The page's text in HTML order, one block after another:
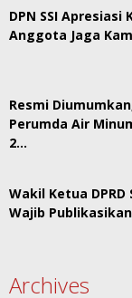
DPN SSI
Anggota Jaga
Resmi
Perumda Air
2…
Wakil Ketua
Wajib
Archives